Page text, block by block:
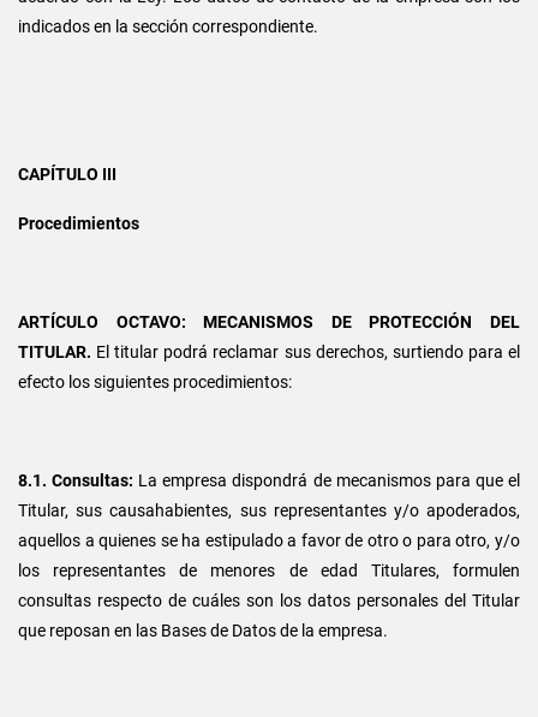
indicados en la sección correspondiente.
CAPÍTULO III
Procedimientos
ARTÍCULO OCTAVO: MECANISMOS DE PROTECCIÓN DEL
TITULAR. El titular podrá reclamar sus derechos, surtiendo para el
efecto los siguientes procedimientos:
8.1. Consultas: La empresa dispondrá de mecanismos para que el
Titular, sus causahabientes, sus representantes y/o apoderados,
aquellos a quienes se ha estipulado a favor de otro o para otro, y/o
los representantes de menores de edad Titulares, formulen
consultas respecto de cuáles son los datos personales del Titular
que reposan en las Bases de Datos de la empresa.